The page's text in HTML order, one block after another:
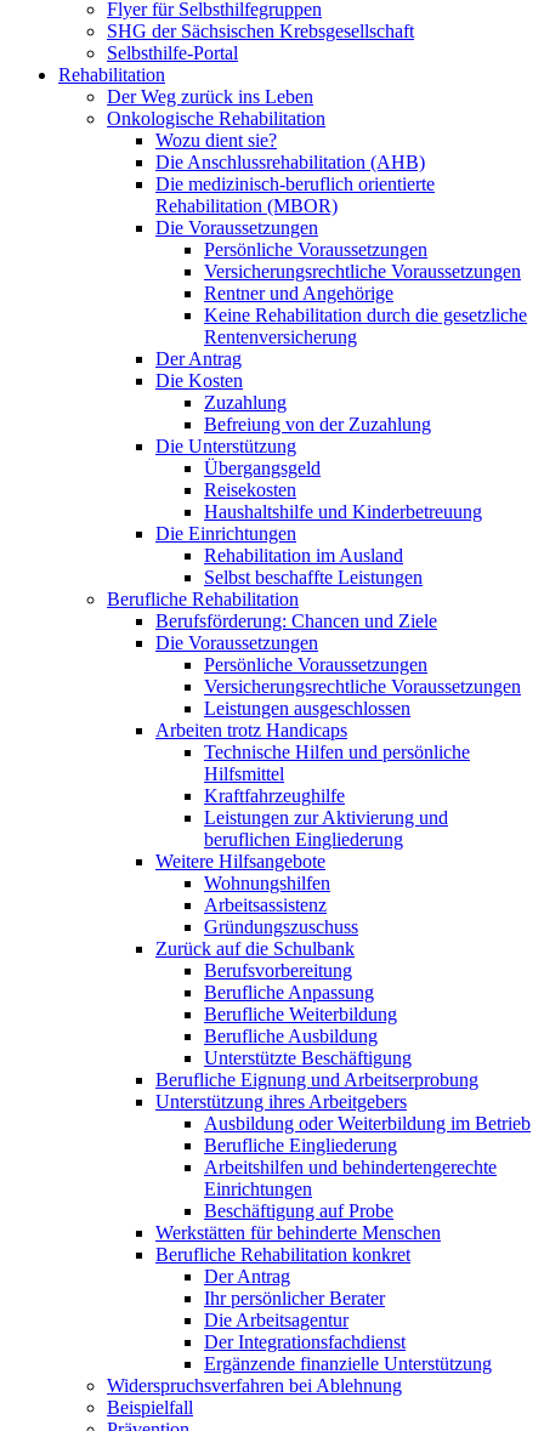
Flyer für Selbsthilfegruppen
SHG der Sächsischen Krebsgesellschaft
Selbsthilfe-Portal
Rehabilitation
Der Weg zurück ins Leben
Onkologische Rehabilitation
Wozu dient sie?
Die Anschlussrehabilitation (AHB)
Die medizinisch-beruflich orientierte
Rehabilitation (MBOR)
Die Voraussetzungen
Persönliche Voraussetzungen
Versicherungsrechtliche Voraussetzungen
Rentner und Angehörige
Keine Rehabilitation durch die gesetzliche
Rentenversicherung
Der Antrag
Die Kosten
Zuzahlung
Befreiung von der Zuzahlung
Die Unterstützung
Übergangsgeld
Reisekosten
Haushaltshilfe und Kinderbetreuung
Die Einrichtungen
Rehabilitation im Ausland
Selbst beschaffte Leistungen
Berufliche Rehabilitation
Berufsförderung: Chancen und Ziele
Die Voraussetzungen
Persönliche Voraussetzungen
Versicherungsrechtliche Voraussetzungen
Leistungen ausgeschlossen
Arbeiten trotz Handicaps
Technische Hilfen und persönliche
Hilfsmittel
Kraftfahrzeughilfe
Leistungen zur Aktivierung und
beruflichen Eingliederung
Weitere Hilfsangebote
Wohnungshilfen
Arbeitsassistenz
Gründungszuschuss
Zurück auf die Schulbank
Berufsvorbereitung
Berufliche Anpassung
Berufliche Weiterbildung
Berufliche Ausbildung
Unterstützte Beschäftigung
Berufliche Eignung und Arbeitserprobung
Unterstützung ihres Arbeitgebers
Ausbildung oder Weiterbildung im Betrieb
Berufliche Eingliederung
Arbeitshilfen und behindertengerechte
Einrichtungen
Beschäftigung auf Probe
Werkstätten für behinderte Menschen
Berufliche Rehabilitation konkret
Der Antrag
Ihr persönlicher Berater
Die Arbeitsagentur
Der Integrationsfachdienst
Ergänzende finanzielle Unterstützung
Widerspruchsverfahren bei Ablehnung
Beispielfall